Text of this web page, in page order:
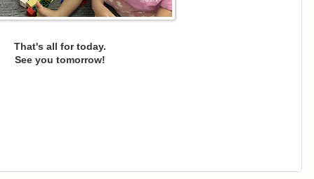
That's all for today.
See you tomorrow!